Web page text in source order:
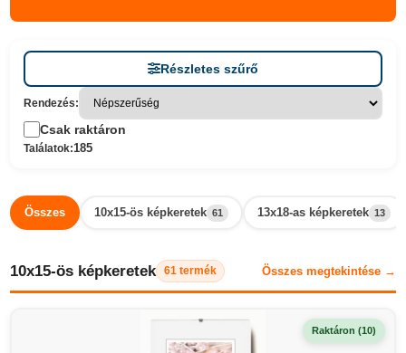
Részletes szűrő
Rendezés:
Csak raktáron
Találatok:185
Összes 10x15-ös képkeretek 61 13x18-as képkeretek 13
10x15-ös képkeretek 61 termék Összes megtekintése →
Raktáron (10)